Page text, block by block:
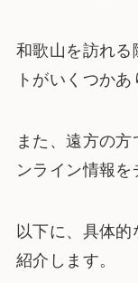
和歌山を訪れる
トがいくつかあ
また、遠方の
ンライン情報を
以下に、具体
紹介します。